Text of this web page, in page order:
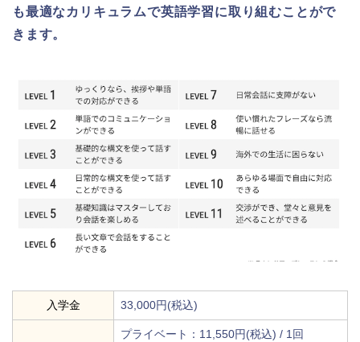
も最適なカリキュラムで英語学習に取り組むことがで
きます。
入学金 33,000円(税込)
プライベート：11,550円(税込) / 1回